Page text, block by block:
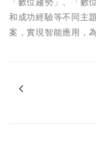
和成功經驗等不同主
案，實現智能應用，